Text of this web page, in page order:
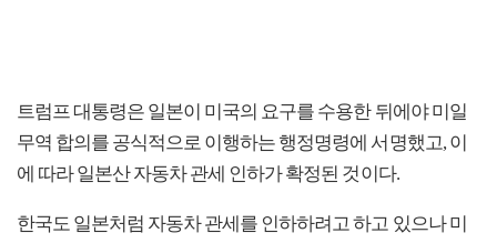
트럼프 대통령은 일본이 미국의 요구를 수용한 뒤에야 미일
무역 합의를 공식적으로 이행하는 행정명령에 서명했고, 이
에 따라 일본산 자동차 관세 인하가 확정된 것이다.
한국도 일본처럼 자동차 관세를 인하하려고 하고 있으나 미